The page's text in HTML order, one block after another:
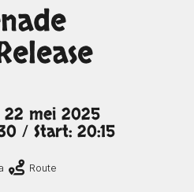
mei 2025
/ Start: 20:15
Route